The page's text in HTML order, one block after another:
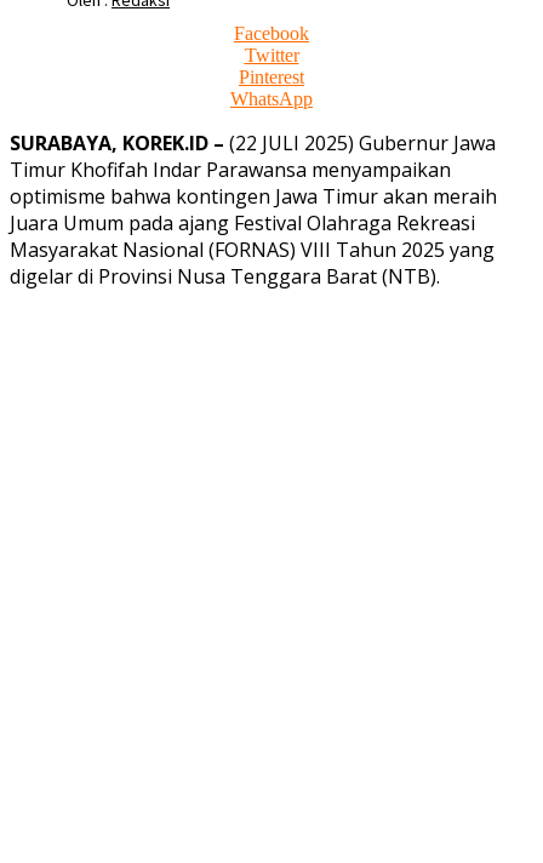
Facebook
Twitter
Pinterest
WhatsApp
SURABAYA, KOREK.ID – (22 JULI 2025) Gubernur Jawa
Timur Khofifah Indar Parawansa menyampaikan
optimisme bahwa kontingen Jawa Timur akan meraih
Juara Umum pada ajang Festival Olahraga Rekreasi
Masyarakat Nasional (FORNAS) VIII Tahun 2025 yang
digelar di Provinsi Nusa Tenggara Barat (NTB).